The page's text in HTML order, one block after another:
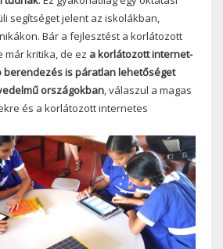
segítséget jelent az iskolákban,
Bár a fejlesztést a korlátozott
kritika, de ez a korlátozott internet-
is páratlan lehetőséget
országokban, válaszul a magas
és a korlátozott internetes